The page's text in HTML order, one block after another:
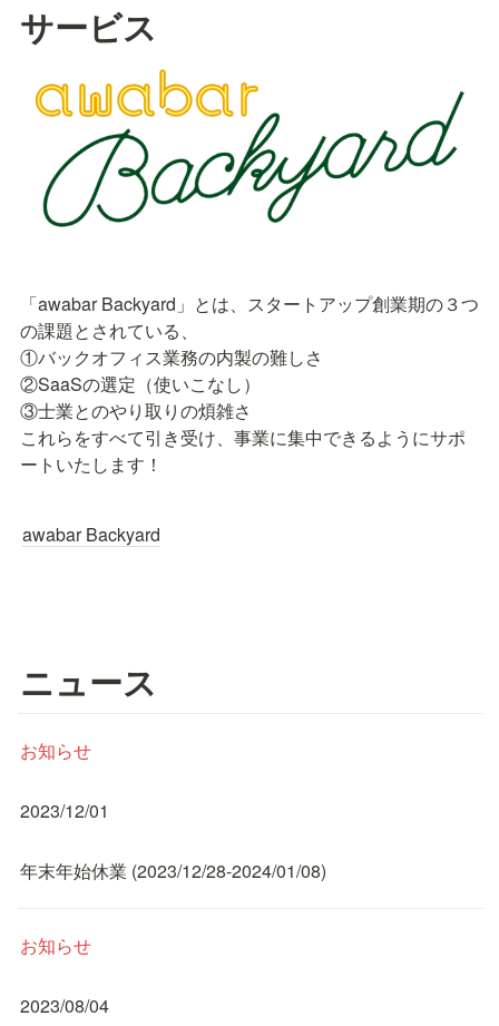
サービス
「awabar Backyard」とは、スタートアップ創業期の３つ
の課題とされている、
①バックオフィス業務の内製の難しさ
②SaaSの選定（使いこなし）
③士業とのやり取りの煩雑さ
これらをすべて引き受け、事業に集中できるようにサポ
ートいたします！
awabar Backyard
ニュース
お知らせ
2023/12/01
年末年始休業 (2023/12/28-2024/01/08)
お知らせ
2023/08/04